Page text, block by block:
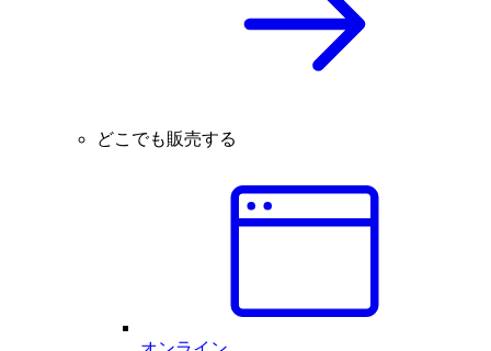
どこでも販売する